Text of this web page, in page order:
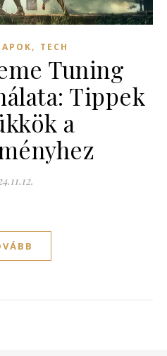
, TECH
Tuning
Tippek
a